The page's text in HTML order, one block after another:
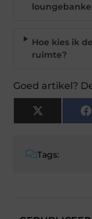
Hoe kies ik
ruimte?
Goed artikel?
X
(Twitter)
Tags: